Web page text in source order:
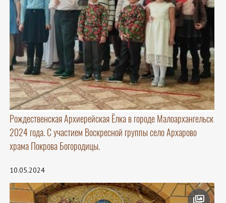
Рождественская Архиерейская Ёлка в городе Малоархангельск
2024 года. С участием Воскресной группы село Архарово
храма Покрова Богородицы.
10.05.2024